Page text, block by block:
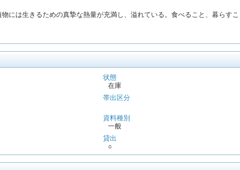
には生きるための真摯な熱量が充満し、溢れている。食べること、暮ら
状態
在庫
帯出区分
資料種別
一般
貸出
○